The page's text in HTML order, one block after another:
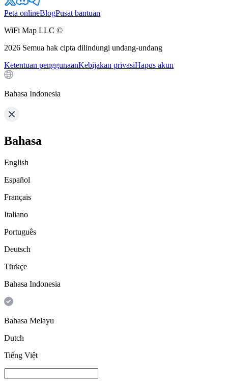
Peta onlineBlogPusat bantuan
WiFi Map LLC ©
2026 Semua hak cipta dilindungi undang-undang
Ketentuan penggunaanKebijakan privasiHapus akun
Bahasa Indonesia
Bahasa
English
Español
Français
Italiano
Português
Deutsch
Türkçe
Bahasa Indonesia
Bahasa Melayu
Dutch
Tiếng Việt